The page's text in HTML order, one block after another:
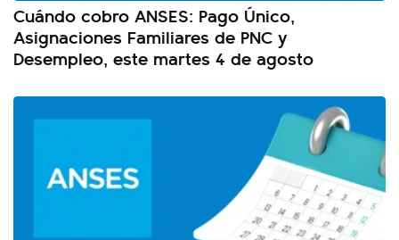
Cuándo cobro ANSES: Pago Único,
Asignaciones Familiares de PNC y
Desempleo, este martes 4 de agosto